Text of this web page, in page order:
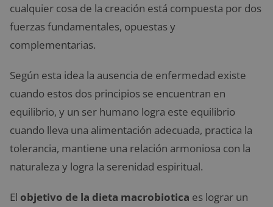
cualquier cosa de la creación está compuesta por dos
fuerzas fundamentales, opuestas y
complementarias.
Según esta idea la ausencia de enfermedad existe
cuando estos dos principios se encuentran en
equilibrio, y un ser humano logra este equilibrio
cuando lleva una alimentación adecuada, practica la
tolerancia, mantiene una relación armoniosa con la
naturaleza y logra la serenidad espiritual.
El objetivo de la dieta macrobiotica es lograr un